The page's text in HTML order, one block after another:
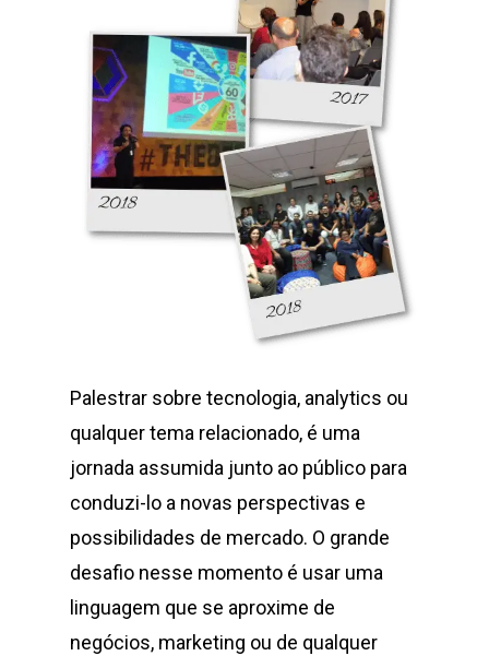
Palestrar sobre tecnologia, analytics ou
qualquer tema relacionado, é uma
jornada assumida junto ao público para
conduzi-lo a novas perspectivas e
possibilidades de mercado. O grande
desafio nesse momento é usar uma
linguagem que se aproxime de
negócios, marketing ou de qualquer